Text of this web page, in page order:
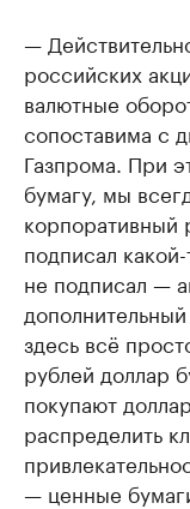
—
российских
валютные
сопоставима с
Газпрома. При
бумагу, мы
корпоративный
подписал
не подписал —
здесь всё
рублей доллар
покупают
распределить
— ценные